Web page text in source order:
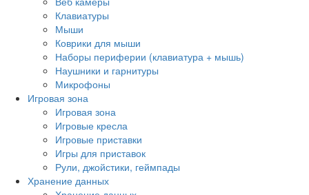
Клавиатуры
Мыши
Коврики для мыши
Наборы периферии (клавиатура + мышь)
Наушники и гарнитуры
Микрофоны
Игровая зона
Игровая зона
Игровые кресла
Игровые приставки
Игры для приставок
Рули, джойстики, геймпады
Хранение данных